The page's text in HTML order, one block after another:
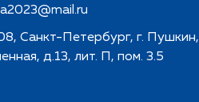
Санкт-Петербург, г. Пушкин,
д.13, лит. П, пом. 3.5